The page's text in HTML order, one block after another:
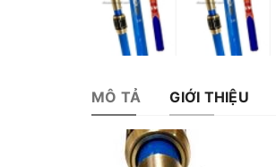
MÔ TẢ GIỚI THIỆU